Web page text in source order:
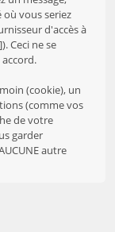
vous seriez
d'accès à
Ceci ne se
(cookie), un
(comme vos
de votre
garder
autre